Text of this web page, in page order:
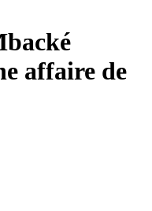
affaire de